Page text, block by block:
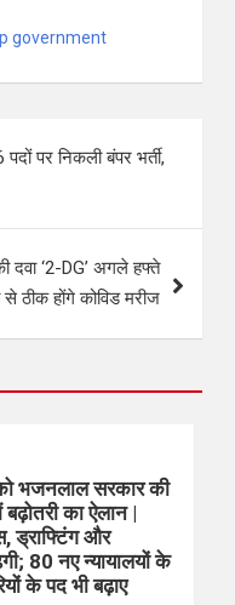
government
पर निकली बंपर भर्ती,
दवा ‘2-DG’ अगले हफ्ते
से ठीक होंगे कोविड मरीज
भजनलाल सरकार की
का ऐलान |
ड्राफ्टिंग और
80 नए न्यायालयों के
के पद भी बढ़ाए